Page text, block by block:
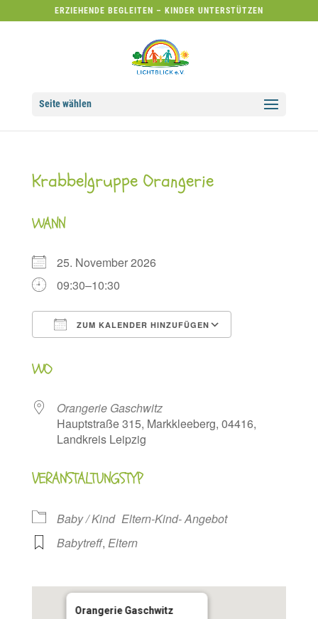
ERZIEHENDE BEGLEITEN – KINDER UNTERSTÜTZEN
Seite wählen
Krabbelgruppe Orangerie
WANN
25. November 2026
09:30–10:30
ZUM KALENDER HINZUFÜGEN
WO
Orangerie Gaschwitz
Hauptstraße 315, Markkleeberg, 04416,
Landkreis Leipzig
VERANSTALTUNGSTYP
Baby / Kind Eltern-Kind- Angebot
Babytreff, Eltern
Orangerie Gaschwitz